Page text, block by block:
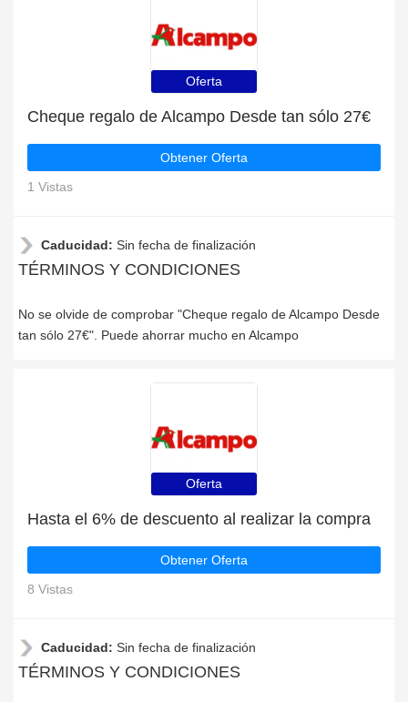
Oferta
Cheque regalo de Alcampo Desde tan sólo 27€
Obtener Oferta
1 Vistas
Caducidad: Sin fecha de finalización
TÉRMINOS Y CONDICIONES
No se olvide de comprobar "Cheque regalo de Alcampo Desde
tan sólo 27€". Puede ahorrar mucho en Alcampo
Oferta
Hasta el 6% de descuento al realizar la compra
Obtener Oferta
8 Vistas
Caducidad: Sin fecha de finalización
TÉRMINOS Y CONDICIONES